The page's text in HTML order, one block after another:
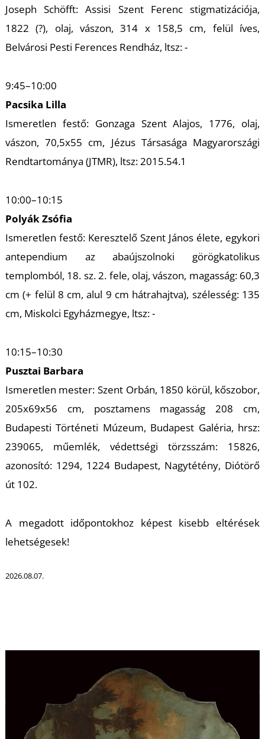
Joseph Schöfft: Assisi Szent Ferenc stigmatizációja,
1822 (?), olaj, vászon, 314 x 158,5 cm, felül íves,
Belvárosi Pesti Ferences Rendház, ltsz: -
9:45–10:00
Pacsika Lilla
Ismeretlen festő: Gonzaga Szent Alajos, 1776, olaj,
vászon, 70,5x55 cm, Jézus Társasága Magyarországi
Rendtartománya (JTMR), ltsz: 2015.54.1
10:00–10:15
Polyák Zsófia
Ismeretlen festő: Keresztelő Szent János élete, egykori
antependium az abaújszolnoki görögkatolikus
templomból, 18. sz. 2. fele, olaj, vászon, magasság: 60,3
cm (+ felül 8 cm, alul 9 cm hátrahajtva), szélesség: 135
cm, Miskolci Egyházmegye, ltsz: -
10:15–10:30
Pusztai Barbara
Ismeretlen mester: Szent Orbán, 1850 körül, kőszobor,
205x69x56 cm, posztamens magasság 208 cm,
Budapesti Történeti Múzeum, Budapest Galéria, hrsz:
239065, műemlék, védettségi törzsszám: 15826,
azonosító: 1294, 1224 Budapest, Nagytétény, Diótörő
út 102.
A megadott időpontokhoz képest kisebb eltérések
lehetségesek!
2026.08.07.